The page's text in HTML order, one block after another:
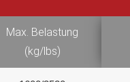
Max. Belastung
(kg/lbs)